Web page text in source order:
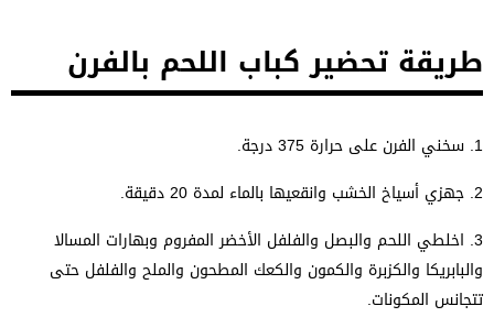
طريقة تحضير كباب اللحم بالفرن
1. سخني الفرن على حرارة 375 درجة.
2. جهزي أسياخ الخشب وانقعيها بالماء لمدة 20 دقيقة.
3. اخلطي اللحم والبصل والفلفل الأخضر المفروم وبهارات المسالا
والبابريكا والكزبرة والكمون والكعك المطحون والملح والفلفل حتى
تتجانس المكونات.